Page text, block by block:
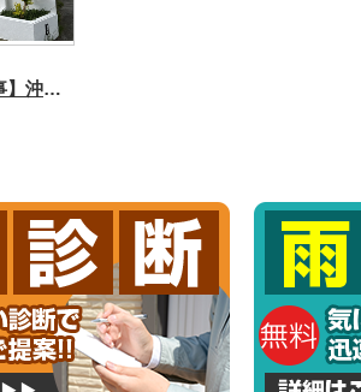
【外壁防水塗装・水道工事】沖縄県うるま市 H様邸